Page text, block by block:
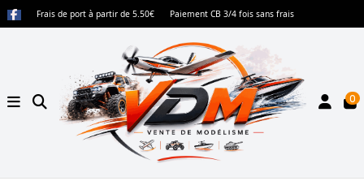
Frais de port à partir de 5.50€ Paiement CB 3/4 fois sans frais
0